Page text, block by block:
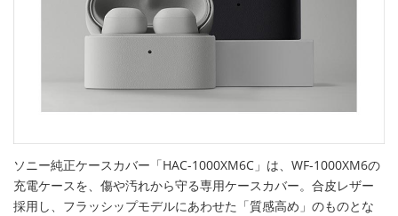
ソニー純正ケースカバー「HAC-1000XM6C」は、WF-1000XM6の
充電ケースを、傷や汚れから守る専用ケースカバー。合皮レザー
採用し、フラッシップモデルにあわせた「質感高め」のものとな